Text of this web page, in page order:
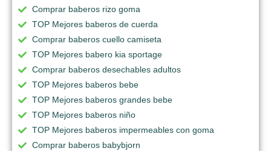
Comprar baberos rizo goma
TOP Mejores baberos de cuerda
Comprar baberos cuello camiseta
TOP Mejores babero kia sportage
Comprar baberos desechables adultos
TOP Mejores baberos bebe
TOP Mejores baberos grandes bebe
TOP Mejores baberos niño
TOP Mejores baberos impermeables con goma
Comprar baberos babybjorn